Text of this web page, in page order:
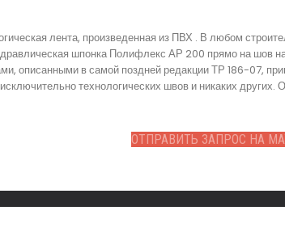
лента, произведенная из ПВХ . В любом
шпонка Полифлекс АР 200 прямо на шов
описанными в самой поздней редакции ТР 186-07,
технологических швов и никаких
ОТПРАВИТЬ ЗАПРОС НА